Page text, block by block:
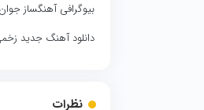
بیوگرافی آهنگساز
دانلود آهنگ جدید
نظرات